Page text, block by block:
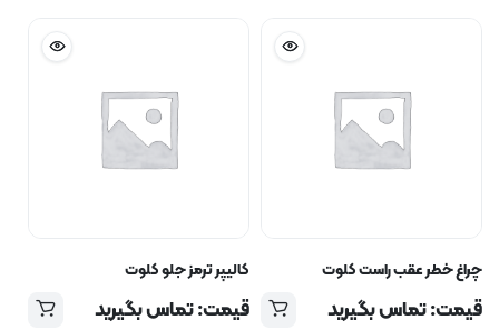
چراغ خطر عقب راست کلوت
قیمت: تماس بگیرید
کالیپر ترمز جلو کلوت
قیمت: تماس بگیرید